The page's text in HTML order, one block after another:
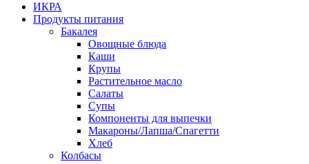
ИКРА
Продукты питания
Бакалея
Овощные блюда
Каши
Крупы
Растительное масло
Салаты
Супы
Компоненты для выпечки
Макароны/Лапша/Спагетти
Хлеб
Колбасы